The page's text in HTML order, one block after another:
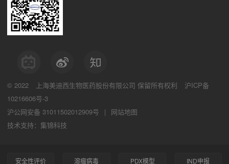
© 2022 上海美迪西生物医药股份有限公司 保留所有权利
沪ICP备
10216606号-3
沪公网安备 31011502012909号
|
网站地图
技术支持：集锦科技
安全性评价 溶瘤病毒 PDX模型 IND申报